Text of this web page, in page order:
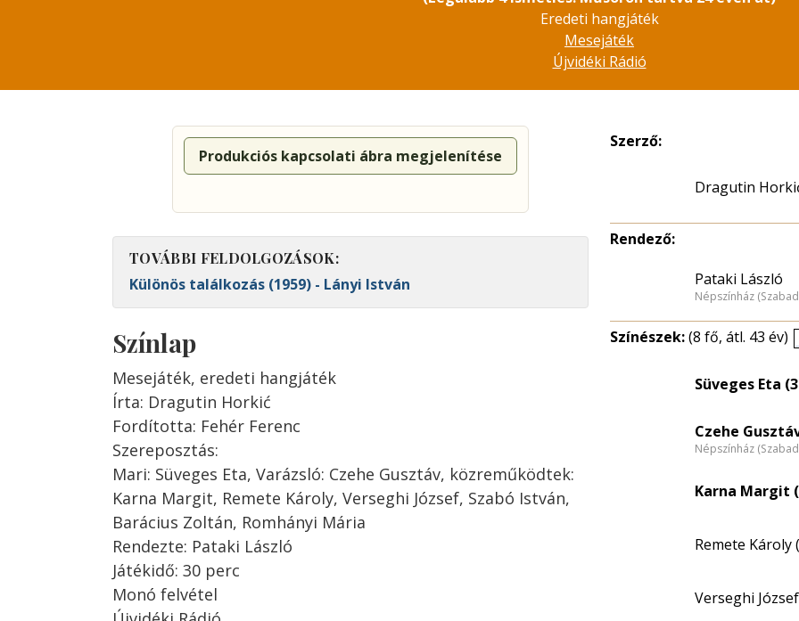
Eredeti hangjáték
Mesejáték
Újvidéki Rádió
Produkciós kapcsolati ábra megjelenítése
TOVÁBBI FELDOLGOZÁSOK:
Különös találkozás (1959) - Lányi István
Színlap
Mesejáték, eredeti hangjáték
Írta: Dragutin Horkić
Fordította: Fehér Ferenc
Szereposztás:
Mari: Süveges Eta, Varázsló: Czehe Gusztáv, közreműködtek:
Karna Margit, Remete Károly, Verseghi József, Szabó István,
Barácius Zoltán, Romhányi Mária
Rendezte: Pataki László
Játékidő: 30 perc
Monó felvétel
Szerző:
Dragutin
Rendező:
Pataki László
Népszínház
Színészek:(8 fő, átl. 43 év)
Süveges Eta
Czehe
Népszínház
Karna Margit
Remete Károly
Verseghi József